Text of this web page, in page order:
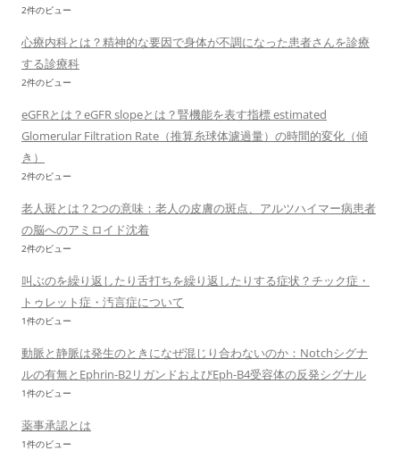
2件のビュー
心療内科とは？精神的な要因で身体が不調になった患者さんを診療
する診療科
2件のビュー
eGFRとは？eGFR slopeとは？腎機能を表す指標 estimated
Glomerular Filtration Rate（推算糸球体濾過量）の時間的変化（傾
き）
2件のビュー
老人斑とは？2つの意味：老人の皮膚の斑点、アルツハイマー病患者
の脳へのアミロイド沈着
2件のビュー
叫ぶのを繰り返したり舌打ちを繰り返したりする症状？チック症・
トゥレット症・汚言症について
1件のビュー
動脈と静脈は発生のときになぜ混じり合わないのか：Notchシグナ
ルの有無とEphrin-B2リガンドおよびEph-B4受容体の反発シグナル
1件のビュー
薬事承認とは
1件のビュー